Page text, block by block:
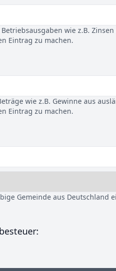
wie z.B.
Eintrag zu machen.
wie z.B. Gewinne aus
Eintrag zu machen.
Gemeinde aus Deutschland